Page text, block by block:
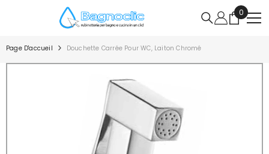
IGNORER ET PASSER AU CONTENU
0
0
article
Page D'accueil Douchette Carrée Pour WC, Laiton Chromé